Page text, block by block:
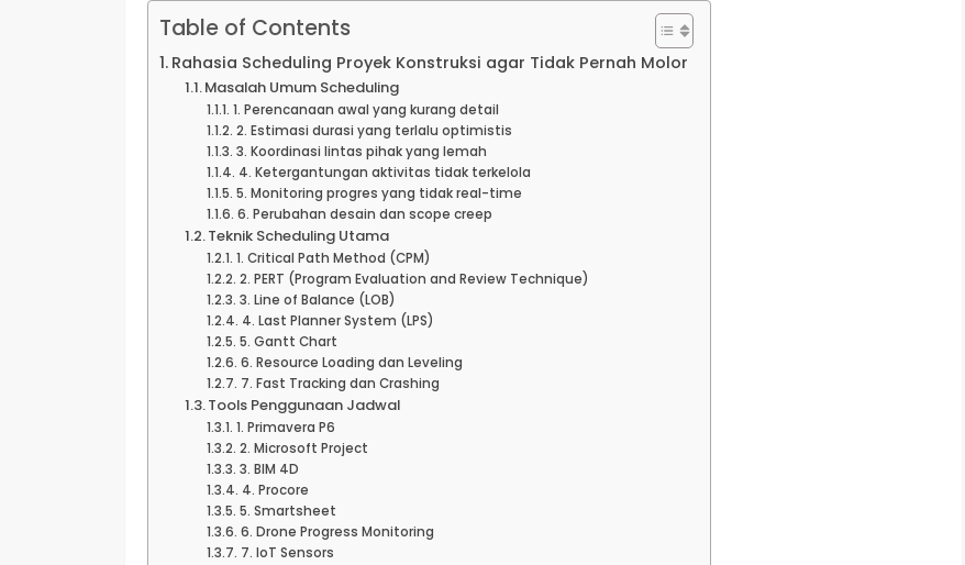
Table of Contents
Rahasia Scheduling Proyek Konstruksi agar Tidak Pernah Molor
Masalah Umum Scheduling
1. Perencanaan awal yang kurang detail
2. Estimasi durasi yang terlalu optimistis
3. Koordinasi lintas pihak yang lemah
4. Ketergantungan aktivitas tidak terkelola
5. Monitoring progres yang tidak real-time
6. Perubahan desain dan scope creep
Teknik Scheduling Utama
1. Critical Path Method (CPM)
2. PERT (Program Evaluation and Review Technique)
3. Line of Balance (LOB)
4. Last Planner System (LPS)
5. Gantt Chart
6. Resource Loading dan Leveling
7. Fast Tracking dan Crashing
Tools Penggunaan Jadwal
1. Primavera P6
2. Microsoft Project
3. BIM 4D
4. Procore
5. Smartsheet
6. Drone Progress Monitoring
7. IoT Sensors